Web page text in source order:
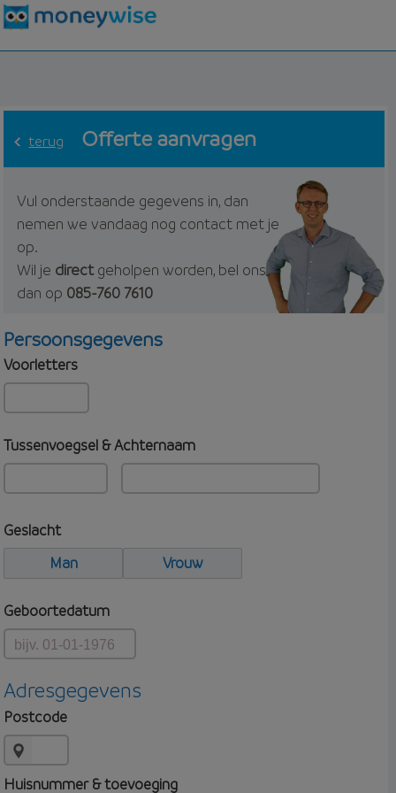
terug Offerte aanvragen
Vul onderstaande gegevens in, dan
nemen we vandaag nog contact met je
op.
Wil je directgeholpen worden, bel ons
dan op 085-760 7610
Persoonsgegevens
Voorletters
Tussenvoegsel & Achternaam
Geslacht
Man
Vrouw
Geboortedatum
Adresgegevens
Postcode
Huisnummer & toevoeging